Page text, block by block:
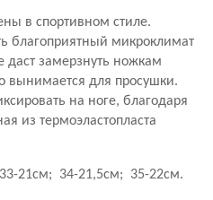
в спортивном стиле.
благоприятный микроклимат
даст замерзнуть ножкам
вынимается для просушки.
на ноге, благодаря
из термоэластопласта
21см; 34-21,5см; 35-22см.